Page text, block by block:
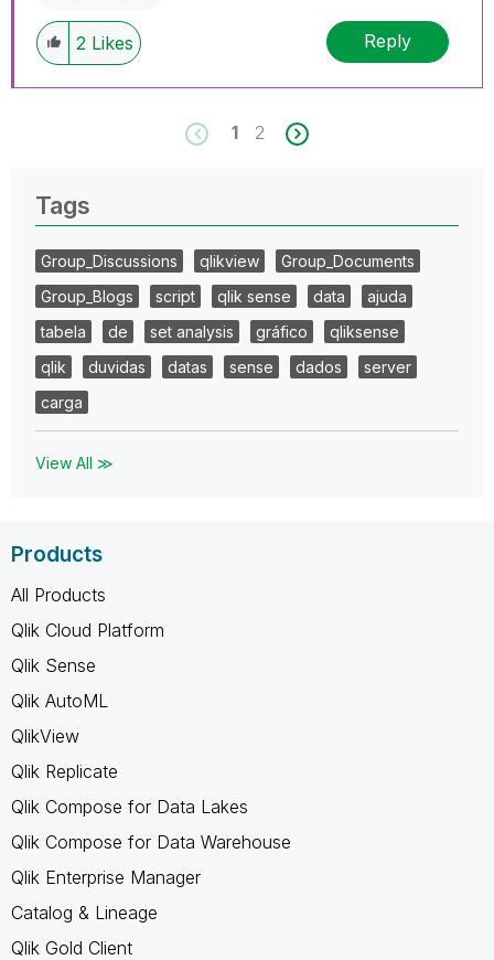
2 Likes Reply
1 2
Tags
Group_Discussions qlikview
Group_Documents
Group_Blogs
script qlik sense data
ajuda
tabela
de set analysis gráfico
qliksense
qlik
duvidas datas sense dados
server
carga
View All ≫
Products
All Products
Qlik Cloud Platform
Qlik Sense
Qlik AutoML
QlikView
Qlik Replicate
Qlik Compose for Data Lakes
Qlik Compose for Data Warehouse
Qlik Enterprise Manager
Catalog & Lineage
Qlik Gold Client